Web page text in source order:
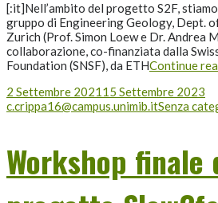
[:it]Nell’ambito del progetto S2F,
gruppo di Engineering Geology, Dept.
Zurich (Prof. Simon Loew e Dr. Andrea
collaborazione, co-finanziata dalla
Foundation (SNSF), da ETHContinue
2 Settembre 202115 Settembre 2023
c.crippa16@campus.unimib.itSenza
Workshop finale